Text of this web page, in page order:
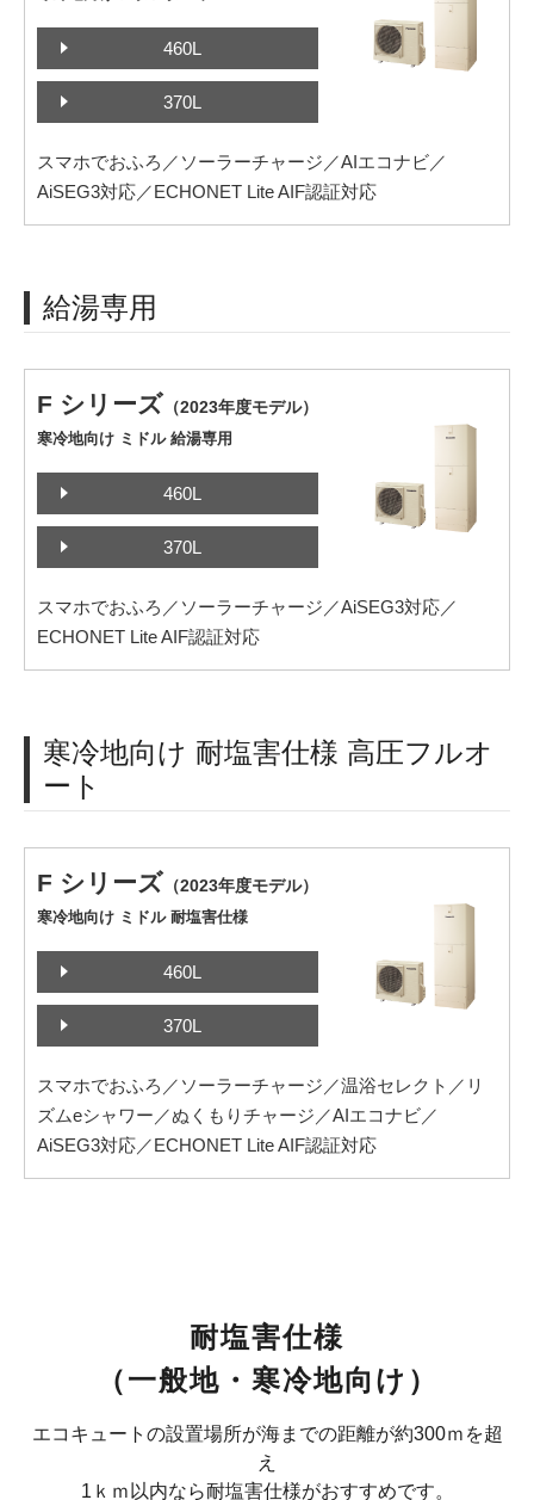
460L
370L
スマホでおふろ／ソーラーチャージ／AIエコナビ／
AiSEG3対応／ECHONET Lite AIF認証対応
給湯専用
F シリーズ （2023年度モデル）
寒冷地向け ミドル 給湯専用
460L
370L
スマホでおふろ／ソーラーチャージ／AiSEG3対応／
ECHONET Lite AIF認証対応
寒冷地向け 耐塩害仕様 高圧フルオ
ート
F シリーズ （2023年度モデル）
寒冷地向け ミドル 耐塩害仕様
460L
370L
スマホでおふろ／ソーラーチャージ／温浴セレクト／リ
ズムeシャワー／ぬくもりチャージ／AIエコナビ／
AiSEG3対応／ECHONET Lite AIF認証対応
耐塩害仕様
（一般地・寒冷地向け）
エコキュートの設置場所が海までの距離が約300ｍを超
え
1ｋｍ以内なら耐塩害仕様がおすすめです。